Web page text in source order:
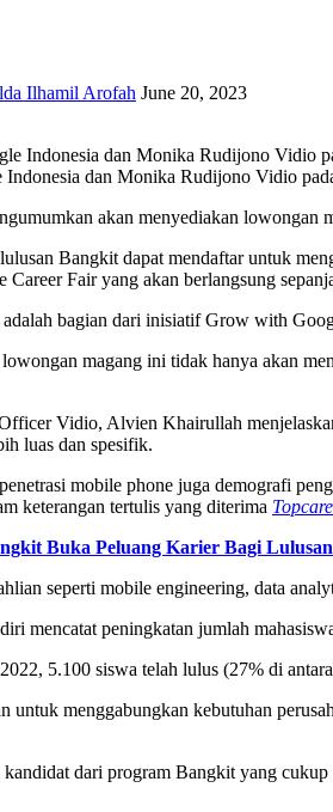
Ilhamil Arofah June 20, 2023
dan Monika Rudijono Vidio
akan menyediakan lowongan
Bangkit dapat mendaftar untuk
Fair yang akan berlangsung
bagian dari inisiatif Grow with
magang ini tidak hanya akan
Vidio, Alvien Khairullah
luas dan spesifik.
mobile phone juga demografi
keterangan tertulis yang diterima
Buka Peluang Karier Bagi
seperti mobile engineering, data
mencatat peningkatan jumlah
5.100 siswa telah lulus (27% di
untuk menggabungkan kebutuhan
kandidat dari program Bangkit yang